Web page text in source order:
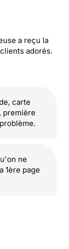
a reçu la
adorés.
carte
première
ne
1ère page